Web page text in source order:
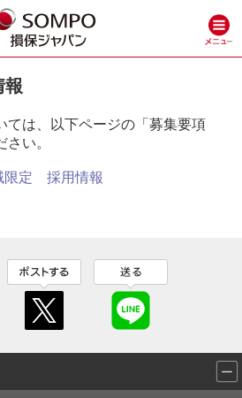
報
ては、以下ページの「募集要項
さい。
限定 採用情報